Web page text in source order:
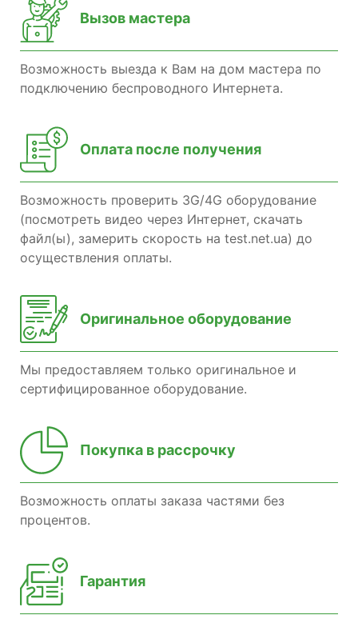
Вызов мастера
Возможность выезда к Вам на дом мастера по
подключению беспроводного Интернета.
Оплата после получения
Возможность проверить 3G/4G оборудование
(посмотреть видео через Интернет, скачать
файл(ы), замерить скорость на test.net.ua) до
осуществления оплаты.
Оригинальное оборудование
Мы предоставляем только оригинальное и
сертифицированное оборудование.
Покупка в рассрочку
Возможность оплаты заказа частями без
процентов.
Гарантия